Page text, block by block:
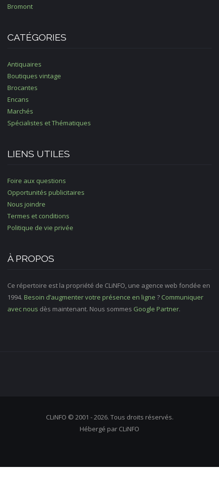
Bromont
CATÉGORIES
Antiquaires
Boutiques vintage
Brocantes
Encans
Marchés
Spécialistes et Thématiques
LIENS UTILES
Foire aux questions
Opportunités publicitaires
Nous joindre
Termes et conditions
Politique de vie privée
À PROPOS
Ce répertoire est la propriété de CLiNFO, une agence web fondée en
1994. Besoin d’augmenter votre présence en ligne ? Communiquer
avec nous dès maintenant. Nous sommes Google Partner.
CLiNFO © 2001 - 2026. Tous droits réservés.
Hébergé par CLiNFO